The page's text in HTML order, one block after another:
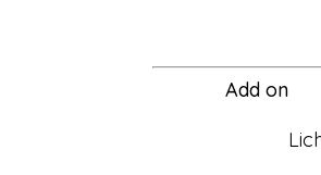
Add on